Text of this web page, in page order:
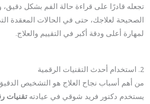
تجعله قادرًا على قراءة حالة الفم بشكل دقيق،
الصحيحة لعلاجك، حتى في الحالات المعقدة
لمهارة أعلى ودقة أكبر في التقييم والعلاج.
2. استخدام أحدث التقنيات الرقمية
من أهم أسباب نجاح العلاج هو التشخيص
يستخدم دكتور فريد شوقي في عيادتهتقنيات